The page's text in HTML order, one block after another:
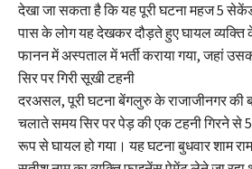
देखा जा सकता है कि यह पूरी घटना महज 5
पास के लोग यह देखकर दौड़ते हुए घायल
फानन में अस्पताल में भर्ती कराया गया, जहां
सिर पर गिरी सूखी टहनी
दरअसल, पूरी घटना बेंगलुरु के राजाजीनगर की
चलाते समय सिर पर पेड़ की एक टहनी गिरने से
रूप से घायल हो गया। यह घटना बुधवार शाम